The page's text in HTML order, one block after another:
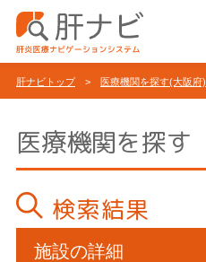
肝ナビトップ> 医療機関を探す(大阪府)
医療機関を探す
検索結果
施設の詳細